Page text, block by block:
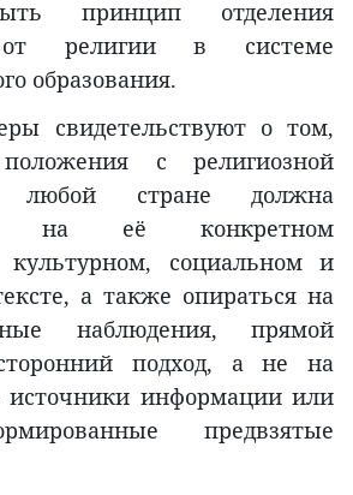
принцип отделения
от религии в системе
образования.
свидетельствуют о том,
с религиозной
любой стране должна
на её конкретном
культурном, социальном и
а также опираться на
наблюдения, прямой
подход, а не на
источники информации или
предвзятые